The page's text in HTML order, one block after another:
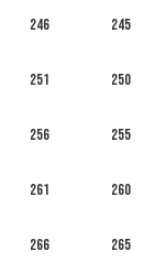
245
246
250
251
255
256
260
261
265
266